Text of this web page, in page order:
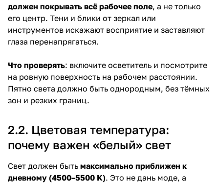
должен покрывать всё рабочее поле, а не только
его центр. Тени и блики от зеркал или
инструментов искажают восприятие и заставляют
глаза перенапрягаться.
Что проверять: включите осветитель и посмотрите
на ровную поверхность на рабочем расстоянии.
Пятно света должно быть однородным, без тёмных
зон и резких границ.
2.2. Цветовая температура:
почему важен «белый» свет
Свет должен быть максимально приближен к
дневному (4500–5500 К). Это не дань моде, а